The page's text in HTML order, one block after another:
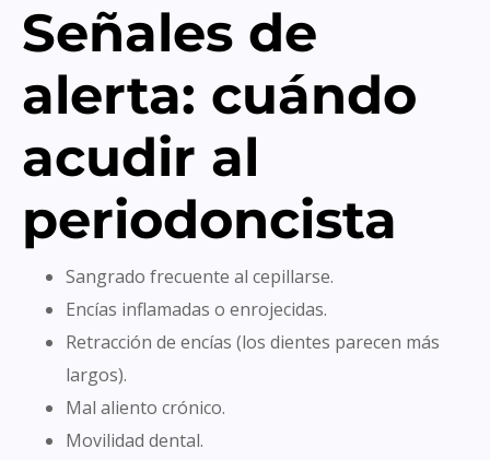
Señales de
alerta: cuándo
acudir al
periodoncista
Sangrado frecuente al cepillarse.
Encías inflamadas o enrojecidas.
Retracción de encías (los dientes parecen más
largos).
Mal aliento crónico.
Movilidad dental.